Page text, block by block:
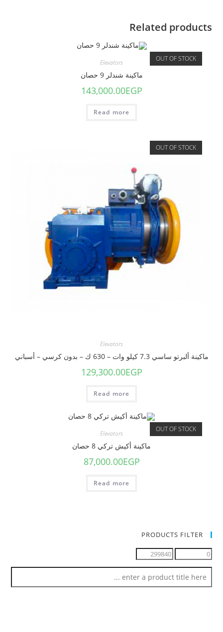
Related products
OUT OF STOCK
Elevators
ماكينة شندلر 9 حصان
143,000.00EGP
Read more
OUT OF STOCK
Elevators
ماكينة ألبرتو ساسي 7.3 كيلو وات – 630 ك – بدون كرسي – أسباني
129,300.00EGP
Read more
OUT OF STOCK
Elevators
ماكينة أكيش تركي 8 حصان
87,000.00EGP
Read more
PRODUCTS FILTER